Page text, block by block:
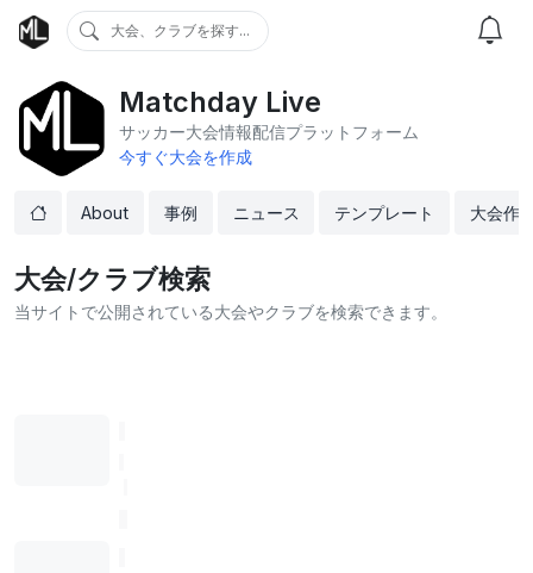
大会、クラブを探す...
Matchday Live
サッカー大会情報配信プラットフォーム
今すぐ大会を作成
About 事例 ニュース テンプレート 大会作
大会/クラブ検索
当サイトで公開されている大会やクラブを検索できます。